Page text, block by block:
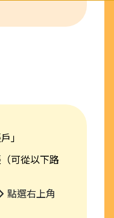
」
可從以下路
點選右上角